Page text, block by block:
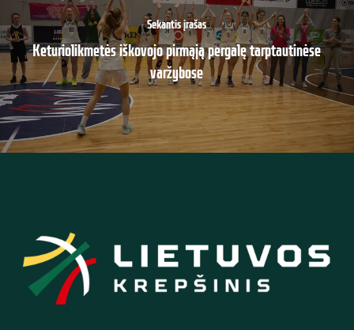
Sekantis įrašas
Keturiolikmetės iškovojo pirmąją pergalę tarptautinėse
varžybose